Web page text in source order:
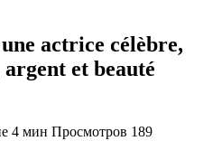
actrice célèbre,
et beauté
4 мин Просмотров 189